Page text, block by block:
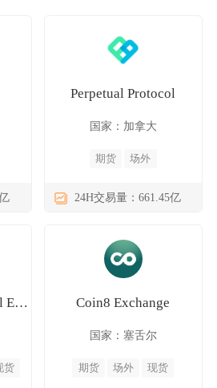
Perpetual Protocol
国家：加拿大
期货 场外
24H交易量：661.45亿
Coinbase International Exchange
货
Coin8 Exchange
国家：塞舌尔
期货 场外 现货